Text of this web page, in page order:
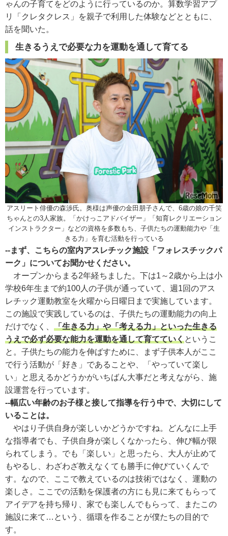
ゃんの子育てをどのように行っているのか。算数学習アプ
リ「クレタクレス」を親子で利用した体験などとともに、
話を聞いた。
生きるうえで必要な力を運動を通して育てる
アスリート俳優の森渉氏。奥様は声優の金田朋子さんで、6歳の娘の千笑
ちゃんとの3人家族。「かけっこアドバイザー」「知育レクリエーション
インストラクター」などの資格を多数もち、子供たちの運動能力や「生
きる力」を育む活動を行っている
--まず、こちらの室内アスレチック施設「フォレスチックパ
ーク」についてお聞かせください。
オープンからまる2年経ちました。下は1～2歳から上は小
学校6年生まで約100人の子供が通っていて、週1回のアス
レチック運動教室を火曜から日曜日まで実施しています。
この施設で実践しているのは、子供たちの運動能力の向上
だけでなく、 「生きる力」や「考える力」といった生きる
うえで必ず必要な能力を運動を通して育てていくというこ
と。子供たちの能力を伸ばすために、まず子供本人がここ
で行う活動が「好き」であることや、「やっていて楽し
い」と思えるかどうかがいちばん大事だと考えながら、施
設運営を行っています。
--幅広い年齢のお子様と接して指導を行う中で、大切にして
いることは。
やはり子供自身が楽しいかどうかですね。どんなに上手
な指導者でも、子供自身が楽しくなかったら、伸び幅が限
られてしまう。でも「楽しい」と思ったら、大人が止めて
もやるし、わざわざ教えなくても勝手に伸びていくんで
す。なので、ここで教えているのは技術ではなく、運動の
楽しさ。ここでの活動を保護者の方にも見に来てもらって
アイデアを持ち帰り、家でも楽しんでもらって、またこの
施設に来て…という、循環を作ることが僕たちの目的で
す。